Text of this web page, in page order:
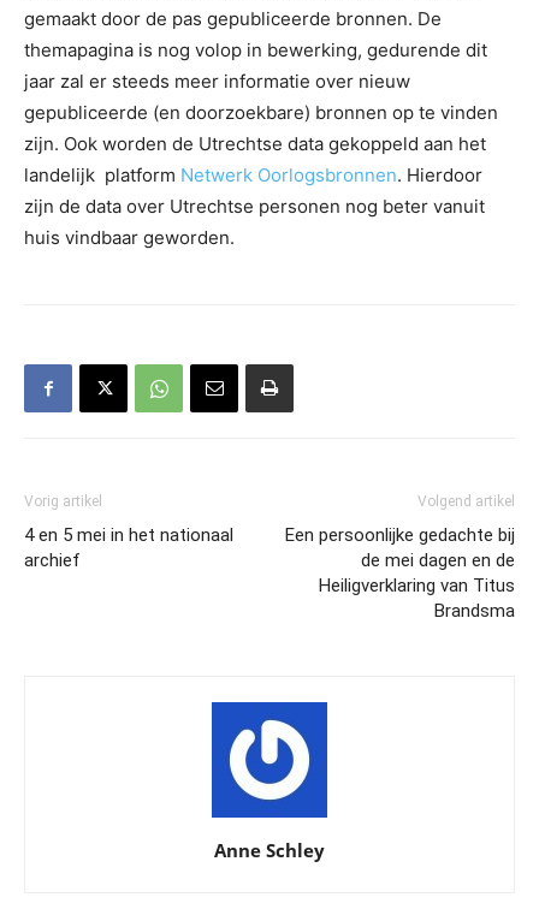
gemaakt door de pas gepubliceerde bronnen. De
themapagina is nog volop in bewerking, gedurende dit
jaar zal er steeds meer informatie over nieuw
gepubliceerde (en doorzoekbare) bronnen op te vinden
zijn. Ook worden de Utrechtse data gekoppeld aan het
landelijk platform Netwerk Oorlogsbronnen. Hierdoor
zijn de data over Utrechtse personen nog beter vanuit
huis vindbaar geworden.
Vorig artikel
4 en 5 mei in het nationaal
archief
Volgend artikel
Een persoonlijke gedachte bij
de mei dagen en de
Heiligverklaring van Titus
Brandsma
Anne Schley